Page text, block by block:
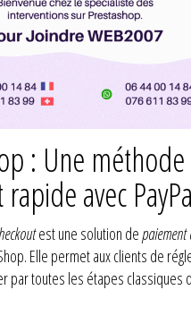
: Une
avec
est une solution depaiement
Elle permet aux clients de
par toutes les étapes classiques